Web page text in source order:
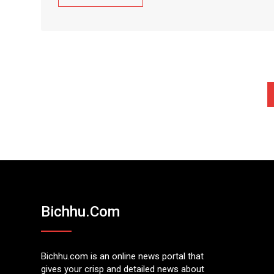
Bichhu.com
Bichhu.com is an online news portal that
gives your crisp and detailed news about